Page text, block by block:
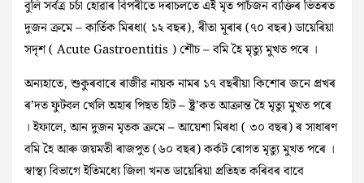
বুলি সৰ্বত্ৰ চৰ্চা হোৱাৰ বিপৰীতে দৰাচলতে এই মৃত পাচঁজন ব্যক্তিৰ ভিতৰত
দুজন ক্ৰমে – কাৰ্তিক মিৰধা‌( ১২ বছৰ), ৰীতা মূৰাৰ (৭০ বছৰ) ডায়েৰিয়া
সদৃশ ( Acute Gastroentitis ) শৌচ – বমি হৈ মৃত্যু মুখত পৰে ।
অন্যহাতে, শুকুৰবাৰে ৰাজীৱ নায়ক নামৰ ১৭ বছৰীয়া কিশোৰ জনে প্ৰখৰ
ৰ’দত ফুটবল খেলি অহাৰ পিছত হিট – ষ্ট্ৰ’কত আক্ৰান্ত হৈ মৃত্যু মুখত পৰে
। ইফালে, আন দুজন মৃতক ক্ৰমে – আয়েশা মিৰধা ( ৩০ বছৰ) ৰ সাধাৰণ
বমি হৈ আৰু জয়মতী ৰাজপুত (৬০ বছৰ) কৰ্কট ৰোগত মৃত্যু মুখত পৰে ।
স্বাস্থ্য বিভাগে ইতিমধ্যে জিলা খনত ডায়েৰিয়া প্ৰতিহত কৰিবৰ বাবে